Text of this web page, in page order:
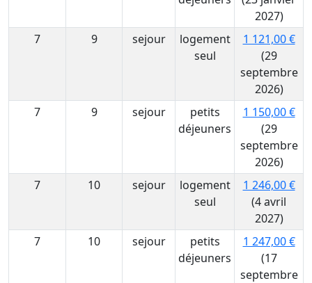
2027)
7
9 sejour
logement
seul
1 121,00 €
(29
septembre
2026)
7
9 sejour
petits
déjeuners
1 150,00 €
(29
septembre
2026)
7
10 sejour
logement
seul
1 246,00 €
(4 avril
2027)
7
10 sejour
petits
déjeuners
1 247,00 €
(17
septembre